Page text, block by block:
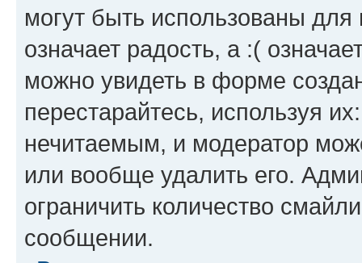
могут быть использованы
означает радость, а :(
можно увидеть в форме
перестарайтесь, используя
нечитаемым, и модератор
или вообще удалить его.
ограничить количество
сообщении.